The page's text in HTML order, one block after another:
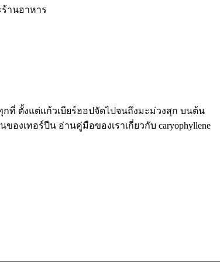
ร้านอาหาร
ที่ ตั้งแต่แก้วเบียร์ฮอปจัดไปจนถึงมะม่วงสุก บนต้น
องเทอร์ปีน อ่านคู่มือของเราเกี่ยวกับ caryophyllene